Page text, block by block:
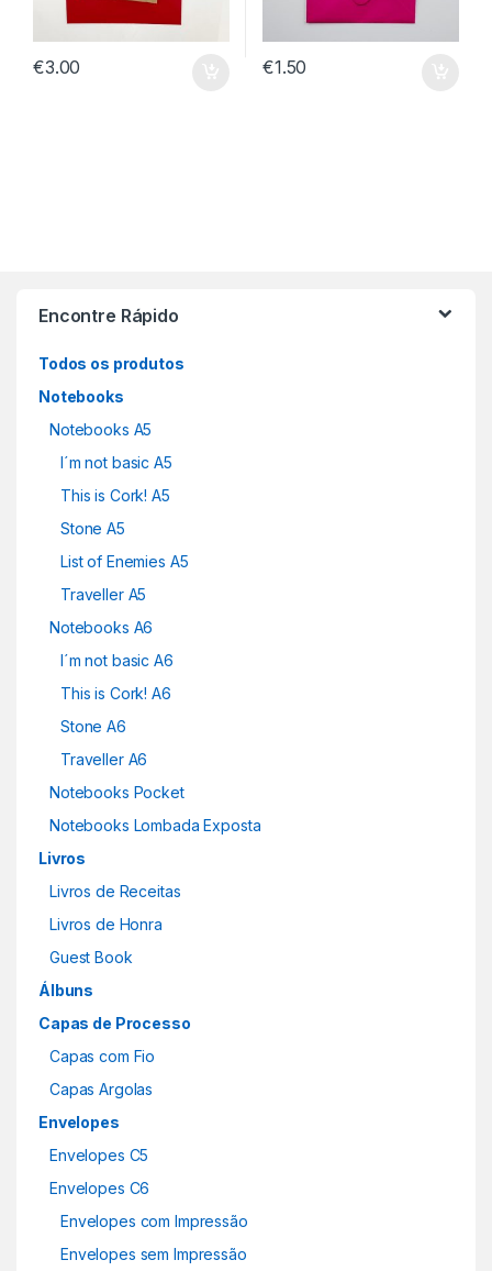
€3.00 €1.50
Encontre Rápido
Todos os produtos
Notebooks
Notebooks A5
I´m not basic A5
This is Cork! A5
Stone A5
List of Enemies A5
Traveller A5
Notebooks A6
I´m not basic A6
This is Cork! A6
Stone A6
Traveller A6
Notebooks Pocket
Notebooks Lombada Exposta
Livros
Livros de Receitas
Livros de Honra
Guest Book
Álbuns
Capas de Processo
Capas com Fio
Capas Argolas
Envelopes
Envelopes C5
Envelopes C6
Envelopes com Impressão
Envelopes sem Impressão